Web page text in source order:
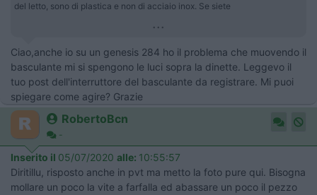
del letto, sono di plastica e non di acciaio inox. Se siete
...
Ciao,anche io su un genesis 284 ho il problema che muovendo il
basculante mi si spengono le luci sopra la dinette. Leggevo il
tuo post dell'interruttore del basculante da registrare. Mi puoi
spiegare come agire? Grazie
RobertoBcn
-
Inserito il 05/07/2020 alle: 10:55:57
Diritillu, risposto anche in pvt ma metto la foto pure qui. Bisogna
mollare un poco la vite a farfalla ed abassare un poco il pezzo